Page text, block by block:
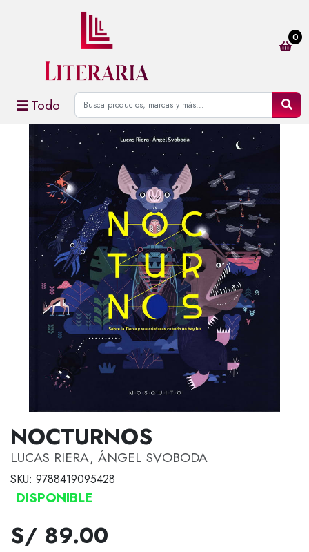
Todo
0
NOCTURNOS
LUCAS RIERA, ÁNGEL SVOBODA
SKU: 9788419095428
DISPONIBLE
S/ 89.00